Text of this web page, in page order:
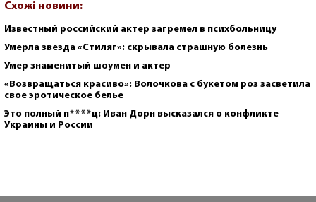
Схожі новини:
Известный российский актер загремел в психбольницу
Умерла звезда «Стиляг»: скрывала страшную болезнь
Умер знаменитый шоумен и актер
«Возвращаться красиво»: Волочкова с букетом роз засветила
свое эротическое белье
Это полный п****ц: Иван Дорн высказался о конфликте
Украины и России